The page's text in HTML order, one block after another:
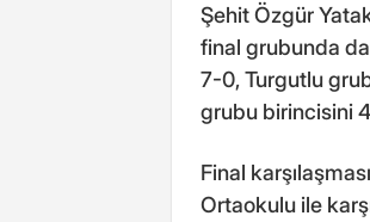
Şehit Özgür
final grubunda
7-0, Turgutlu
grubu birincisini
Final
Ortaokulu ile